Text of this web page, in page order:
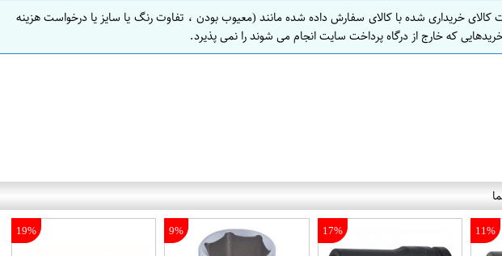
خریداری شده با کالای سفارش داده شده مانند (معیوب بودن ، تفاوت رنگ یا سایز یا درخواست هزینه
که خارج از درگاه پرداخت سایت انجام می شوند را نمی پذیرد.
11%
17%
9%
19%